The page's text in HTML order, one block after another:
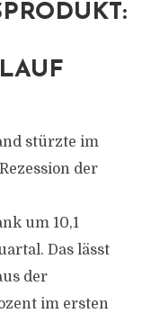
stürzte im
der
um 10,1
Das lässt
der
im ersten